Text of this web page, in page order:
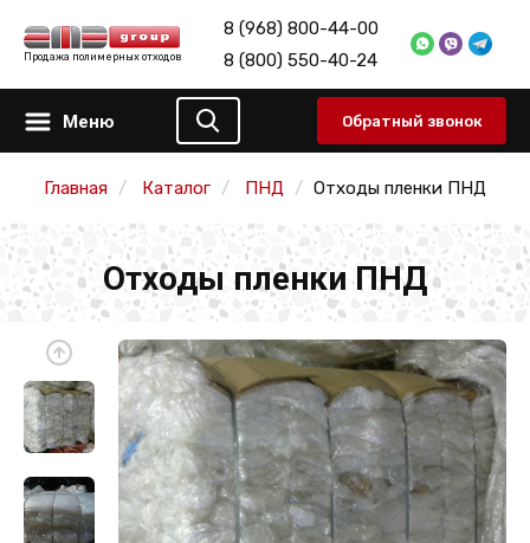
Продажа полимерных отходов
8 (968) 800-44-00
8 (800) 550-40-24
Меню Обратный звонок
Главная Каталог ПНД Отходы пленки ПНД
Отходы пленки ПНД